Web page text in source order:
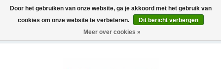
Door het gebruiken van onze website, ga je akkoord met het gebruik van
cookies om onze website te verbeteren.
Dit bericht verbergen
Meer over cookies »